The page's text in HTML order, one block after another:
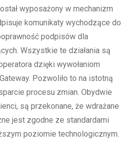
wyposażony w mechanizm
komunikaty wychodzące do
podpisów dla
Wszystkie te działania są
dzięki wywołaniom
Pozwoliło to na istotną
procesu zmian. Obydwie
są przekonane, że wdrażane
jest zgodne ze standardami
poziomie technologicznym.